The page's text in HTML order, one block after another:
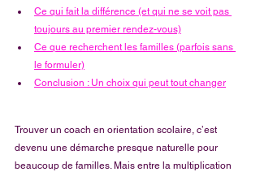
Ce qui fait la différence (et qui ne se voit pas
toujours au premier rendez-vous)
Ce que recherchent les familles (parfois sans
le formuler)
Conclusion : Un choix qui peut tout changer
Trouver un coach en orientation scolaire, c’est
devenu une démarche presque naturelle pour
beaucoup de familles. Mais entre la multiplication